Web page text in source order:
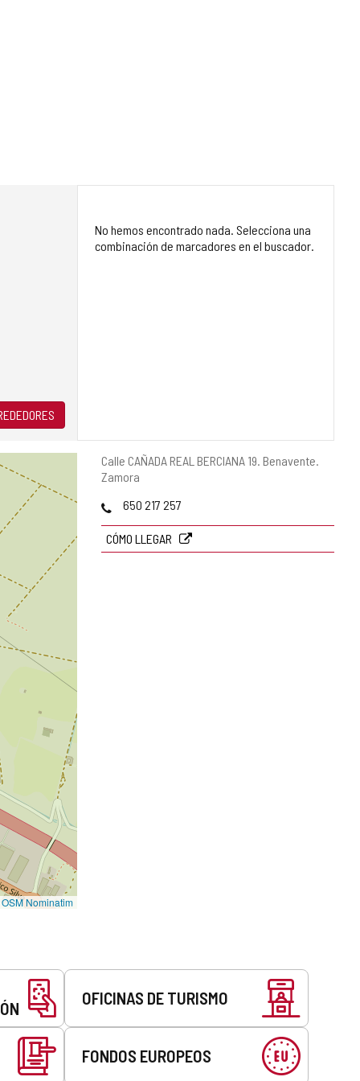
Dirección
postal
Calle CAÑADA REAL BERCIANA 19. Benavente.
Zamora
Teléfonos
650 217 257
CÓMO LLEGAR
No hemos encontrado nada. Selecciona una
combinación de marcadores en el buscador.
OSM Nominatim
OFICINAS DE TURISMO
FONDOS EUROPEOS